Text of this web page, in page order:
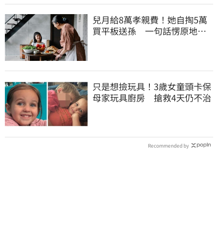
兒月給8萬孝親費！她自掏5萬
買平板送孫 一句話愣原地
只是想撿玩具！3歲女童頭卡保
母家玩具廚房 搶救4天仍不治
Recommended by